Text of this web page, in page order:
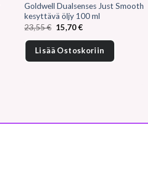
Goldwell Dualsenses Just Smooth
kesyttävä öljy 100 ml
23,55€ Alkuperäinen
hinta
oli:
23,55 €.
15,70€Nykyinen
on:
15,70 €.
Lisää Ostoskoriin